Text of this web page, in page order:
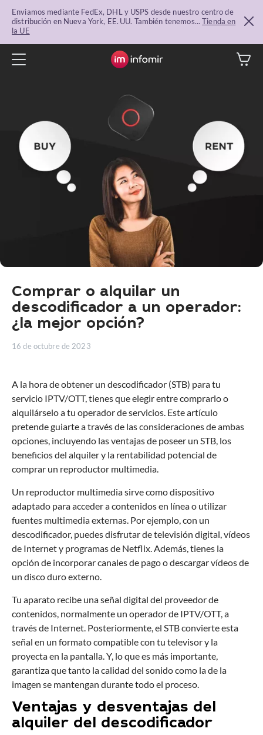
Enviamos mediante FedEx, DHL y USPS desde nuestro centro de
distribución en Nueva York, EE. UU. También tenemos...Tienda en
la UE
Comprar o alquilar un
descodificador a un operador:
¿la mejor opción?
16 de octubre de 2023
A la hora de obtener un descodificador (STB) para tu
servicio IPTV/OTT, tienes que elegir entre comprarlo o
alquilárselo a tu operador de servicios. Este artículo
pretende guiarte a través de las consideraciones de ambas
opciones, incluyendo las ventajas de poseer un STB, los
beneficios del alquiler y la rentabilidad potencial de
comprar un reproductor multimedia.
Un reproductor multimedia sirve como dispositivo
adaptado para acceder a contenidos en línea o utilizar
fuentes multimedia externas. Por ejemplo, con un
descodificador, puedes disfrutar de televisión digital, vídeos
de Internet y programas de Netflix. Además, tienes la
opción de incorporar canales de pago o descargar vídeos de
un disco duro externo.
Tu aparato recibe una señal digital del proveedor de
contenidos, normalmente un operador de IPTV/OTT, a
través de Internet. Posteriormente, el STB convierte esta
señal en un formato compatible con tu televisor y la
proyecta en la pantalla. Y, lo que es más importante,
garantiza que tanto la calidad del sonido como la de la
imagen se mantengan durante todo el proceso.
Ventajas y desventajas del
alquiler del descodificador